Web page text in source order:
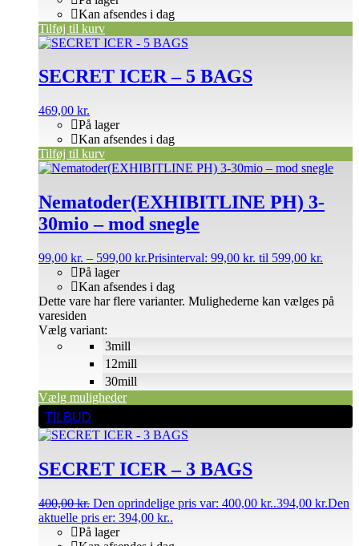
Kan afsendes i dag
Tilføj til kurv
SECRET ICER – 5 BAGS
469,00 kr.
På lager
Kan afsendes i dag
Tilføj til kurv
Nematoder(EXHIBITLINE PH) 3-
30mio – mod snegle
99,00 kr. – 599,00 kr.Prisinterval: 99,00 kr. til 599,00 kr.
På lager
Kan afsendes i dag
Vælg variant:
Vælg muligheder
Dette vare har flere varianter. Mulighederne kan vælges på
varesiden
3mill
12mill
30mill
TILBUD
SECRET ICER – 3 BAGS
400,00kr. Den oprindelige pris var: 400,00 kr..394,00 kr.Den
aktuelle pris er: 394,00 kr..
På lager